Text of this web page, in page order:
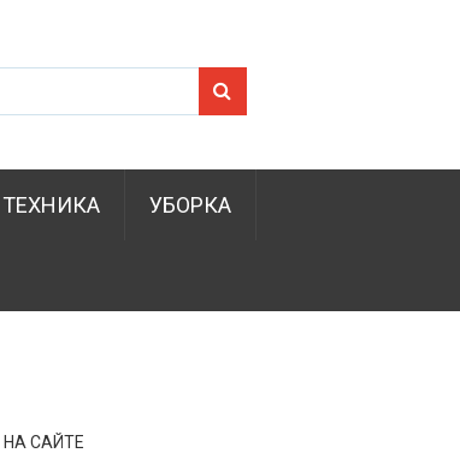
ТЕХНИКА УБОРКА
НА САЙТЕ